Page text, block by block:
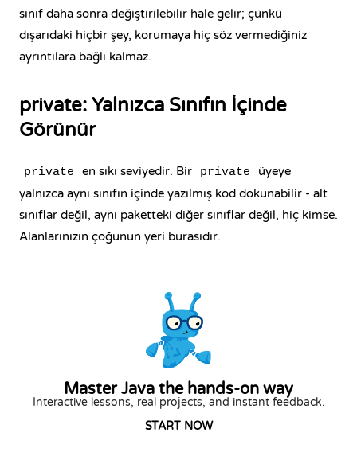
sınıf daha sonra değiştirilebilir hale gelir; çünkü
dışarıdaki hiçbir şey, korumaya hiç söz vermediğiniz
ayrıntılara bağlı kalmaz.
private: Yalnızca Sınıfın İçinde
Görünür
private en sıkı seviyedir. Bir private
üyeye
yalnızca aynı sınıfın içinde yazılmış kod dokunabilir - alt
sınıflar değil, aynı paketteki diğer sınıflar değil, hiç kimse.
Alanlarınızın çoğunun yeri burasıdır.
Master Java the hands-on way
Interactive lessons, real projects, and instant feedback.
START NOW